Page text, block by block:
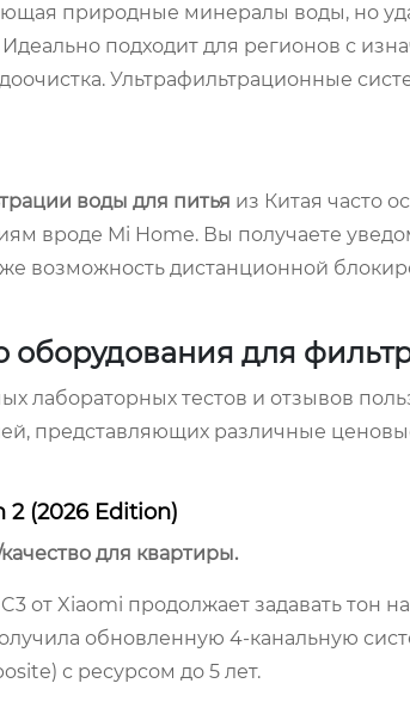
природные минералы воды, но
подходит для регионов с
Ультрафильтрационные
воды для питья из Китая часто
вроде Mi Home. Вы получаете
возможность дистанционной
оборудования для
лабораторных тестов и отзывов
представляющих различные
2 (2026 Edition)
для квартиры.
от Xiaomi продолжает задавать тон
обновленную 4-канальную
с ресурсом до 5 лет.